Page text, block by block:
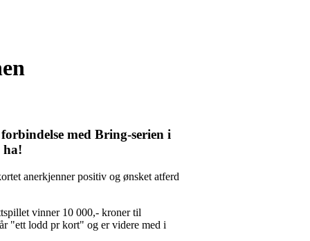
med Bring-serien i
ha!
anerkjenner positiv og ønsket atferd
vinner 10 000,- kroner til
"ett lodd pr kort" og er videre med i